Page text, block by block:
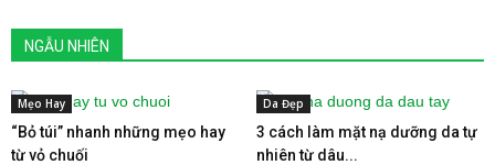
NGẪU NHIÊN
Mẹo Hay
“Bỏ túi” nhanh những mẹo hay
từ vỏ chuối
Da Đẹp
3 cách làm mặt nạ dưỡng da tự
nhiên từ dâu...